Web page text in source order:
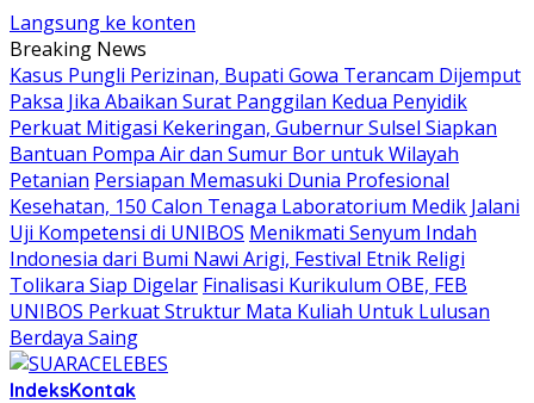
Langsung ke konten
Breaking News
Kasus Pungli Perizinan, Bupati Gowa Terancam Dijemput
Paksa Jika Abaikan Surat Panggilan Kedua Penyidik
Perkuat Mitigasi Kekeringan, Gubernur Sulsel Siapkan
Bantuan Pompa Air dan Sumur Bor untuk Wilayah
Petanian Persiapan Memasuki Dunia Profesional
Kesehatan, 150 Calon Tenaga Laboratorium Medik Jalani
Uji Kompetensi di UNIBOS Menikmati Senyum Indah
Indonesia dari Bumi Nawi Arigi, Festival Etnik Religi
Tolikara Siap Digelar Finalisasi Kurikulum OBE, FEB
UNIBOS Perkuat Struktur Mata Kuliah Untuk Lulusan
Berdaya Saing
IndeksKontak